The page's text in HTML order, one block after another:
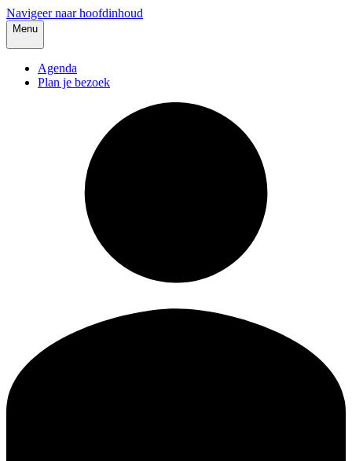
Navigeer naar hoofdinhoud
Menu
Agenda
Plan je bezoek